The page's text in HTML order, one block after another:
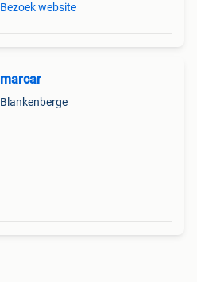
Bezoek website
marcar
Blankenberge